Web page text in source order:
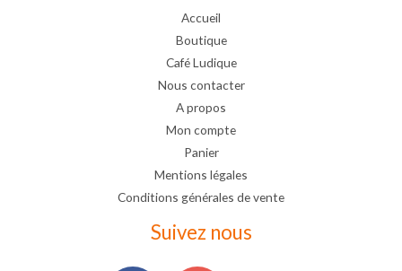
Accueil
Boutique
Café Ludique
Nous contacter
A propos
Mon compte
Panier
Mentions légales
Conditions générales de vente
Suivez nous